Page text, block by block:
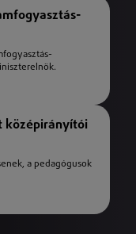
középirányítói
a pedagógusok